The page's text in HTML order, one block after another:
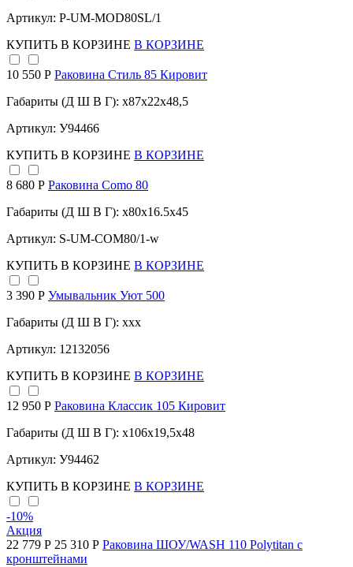
Артикул: P-UM-MOD80SL/1
КУПИТЬ В КОРЗИНЕ В КОРЗИНЕ
10 550 Р Раковина Стиль 85 Кировит
Габариты (Д Ш В Г): x87x22x48,5
Артикул: У94466
КУПИТЬ В КОРЗИНЕ В КОРЗИНЕ
8 680 Р Раковина Como 80
Габариты (Д Ш В Г): x80x16.5x45
Артикул: S-UM-COM80/1-w
КУПИТЬ В КОРЗИНЕ В КОРЗИНЕ
3 390 Р Умывальник Уют 500
Габариты (Д Ш В Г): xxx
Артикул: 12132056
КУПИТЬ В КОРЗИНЕ В КОРЗИНЕ
12 950 Р Раковина Классик 105 Кировит
Габариты (Д Ш В Г): x106x19,5x48
Артикул: У94462
КУПИТЬ В КОРЗИНЕ В КОРЗИНЕ
-10%
Акция
22 779 Р 25 310 Р Раковина ШОУ/WASH 110 Polytitan с
кронштейнами